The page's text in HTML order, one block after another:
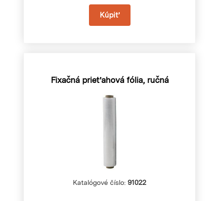
Fixačná prieťahová fólia, ručná
Katalógové číslo: 91022